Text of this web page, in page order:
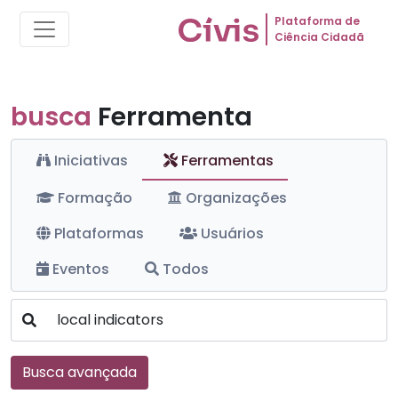
Plataforma de
Ciência Cidadã
busca Ferramenta
Iniciativas
Ferramentas
Formação
Organizações
Plataformas
Usuários
Eventos
Todos
Busca avançada